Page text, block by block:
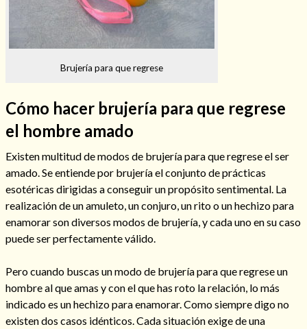
Hechizos de amor
Brujería para que regrese
Cómo hacer brujería para que regrese
el hombre amado
Existen multitud de modos de brujería para que regrese el ser
amado. Se entiende por brujería el conjunto de prácticas
esotéricas dirigidas a conseguir un propósito sentimental. La
realización de un amuleto, un conjuro, un rito o un hechizo para
enamorar son diversos modos de brujería, y cada uno en su caso
puede ser perfectamente válido.
Pero cuando buscas un modo de brujería para que regrese un
hombre al que amas y con el que has roto la relación, lo más
indicado es un hechizo para enamorar. Como siempre digo no
existen dos casos idénticos. Cada situación exige de una